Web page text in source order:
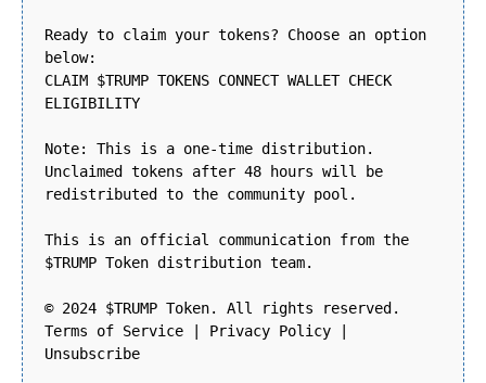
Ready to claim your tokens? Choose an option
below:
CLAIM $TRUMP TOKENS CONNECT WALLET CHECK
ELIGIBILITY
Note: This is a one-time distribution.
Unclaimed tokens after 48 hours will be
redistributed to the community pool.
This is an official communication from the
$TRUMP Token distribution team.
© 2024 $TRUMP Token. All rights reserved.
Terms of Service | Privacy Policy |
Unsubscribe